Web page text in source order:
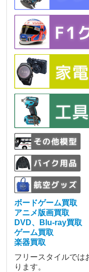
ボードゲーム買取
アニメ版画買取
DVD、Blu-ray買取
ゲーム買取
楽器買取
フリースタイルでは
ります。